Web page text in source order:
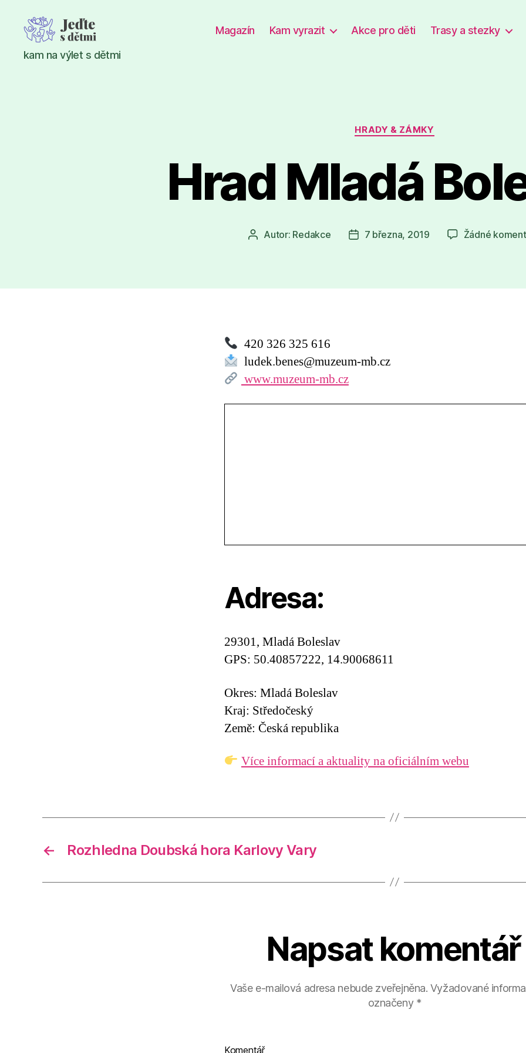
Jeďte
s
kam na výlet s dětmi
Magazín Kam vyrazit Akce pro děti Trasy a stezky
Rubriky
HRADY & ZÁMKY
Hrad Mladá
AutorAutor: Redakce
Datum
7 března, 2019 Žádné
420 326 325 616
ludek.benes@muzeum-mb.cz
www.muzeum-mb.cz
Adresa:
29301, Mladá Boleslav
GPS: 50.40857222, 14.90068611
Okres: Mladá Boleslav
Kraj: Středočeský
Země: Česká republika
Více informací a aktuality na oficiálním webu
← Rozhledna Doubská hora Karlovy Vary
Napsat komentář
Vaše e-mailová adresa nebude zveřejněna. Vyžadované
označeny *
Komentář